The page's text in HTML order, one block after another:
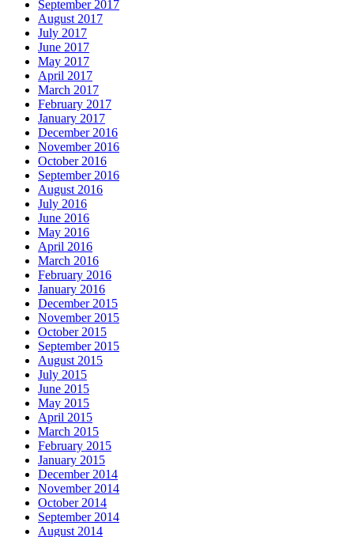
September 2017
August 2017
July 2017
June 2017
May 2017
April 2017
March 2017
February 2017
January 2017
December 2016
November 2016
October 2016
September 2016
August 2016
July 2016
June 2016
May 2016
April 2016
March 2016
February 2016
January 2016
December 2015
November 2015
October 2015
September 2015
August 2015
July 2015
June 2015
May 2015
April 2015
March 2015
February 2015
January 2015
December 2014
November 2014
October 2014
September 2014
August 2014